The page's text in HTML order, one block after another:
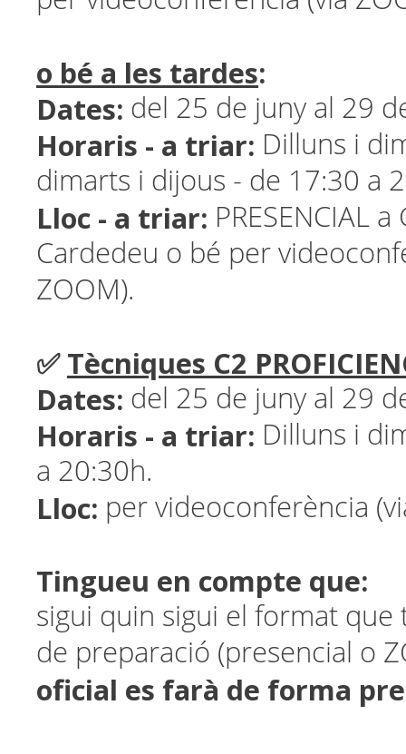
o bé a les tardes:
Dates: del 25 de juny al 29
Horaris - a triar: Dilluns i
dimarts i dijous - de 17:30 a
Lloc - a triar: PRESENCIAL
Cardedeu o bé per
ZOOM).
✅Tècniques C2
Dates: del 25 de juny al 29
Horaris - a triar: Dilluns i
a 20:30h.
Lloc: per videoconferència
Tingueu en compte que:
sigui quin sigui el format que
de preparació (presencial o
oficial es farà de forma